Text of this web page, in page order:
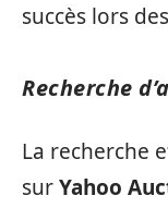
succès lors
Recherche
La recherche
surYahoo